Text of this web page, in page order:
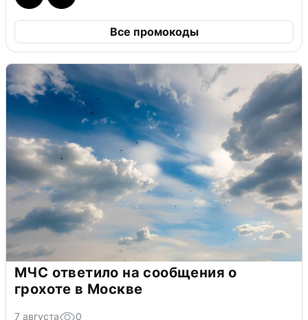
Все промокоды
МЧС ответило на сообщения о
грохоте в Москве
7 августа 0